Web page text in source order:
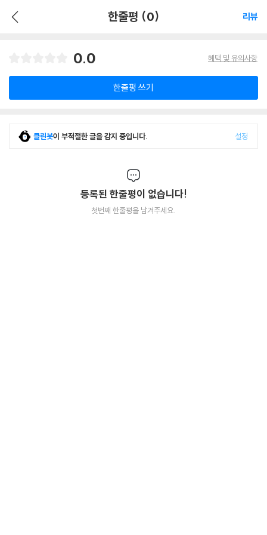
한줄평 (0) 리뷰
0.0 혜택 및 유의사항
한줄평 쓰기
클린봇이 부적절한 글을 감지 중입니다. 설정
등록된 한줄평이 없습니다!
첫번째 한줄평을 남겨주세요.